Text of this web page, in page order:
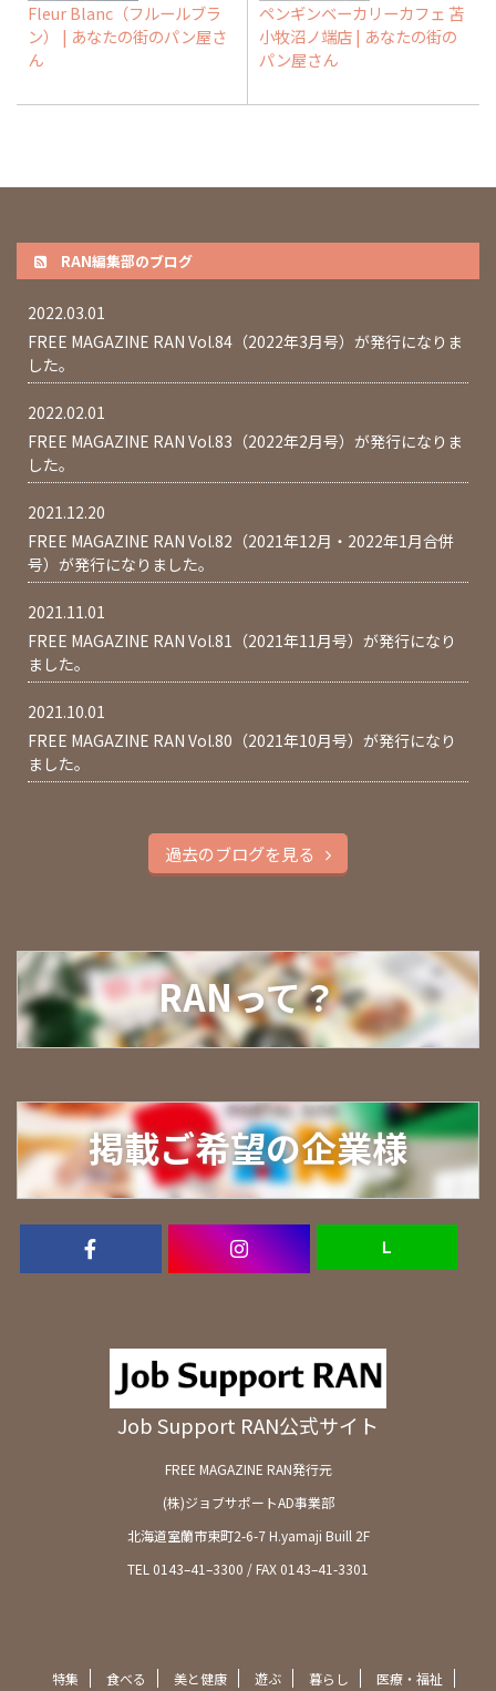
Fleur Blanc（フルールブラ
ン） | あなたの街のパン屋さ
ん
ペンギンベーカリーカフェ 苫
小牧沼ノ端店 | あなたの街の
パン屋さん
RAN編集部のブログ
2022.03.01
FREE MAGAZINE RAN Vol.84（2022年3月号）が発行になりま
した。
2022.02.01
FREE MAGAZINE RAN Vol.83（2022年2月号）が発行になりま
した。
2021.12.20
FREE MAGAZINE RAN Vol.82（2021年12月・2022年1月合併
号）が発行になりました。
2021.11.01
FREE MAGAZINE RAN Vol.81（2021年11月号）が発行になり
ました。
2021.10.01
FREE MAGAZINE RAN Vol.80（2021年10月号）が発行になり
ました。
過去のブログを見る
RANって？
掲載ご希望の企業様
Ｌ
Job Support RAN公式サイト
FREE MAGAZINE RAN発行元
(株)ジョブサポートAD事業部
北海道室蘭市東町2-6-7 H.yamaji Buill 2F
TEL 0143–41–3300 / FAX 0143–41-3301
特集 食べる 美と健康 遊ぶ 暮らし 医療・福祉